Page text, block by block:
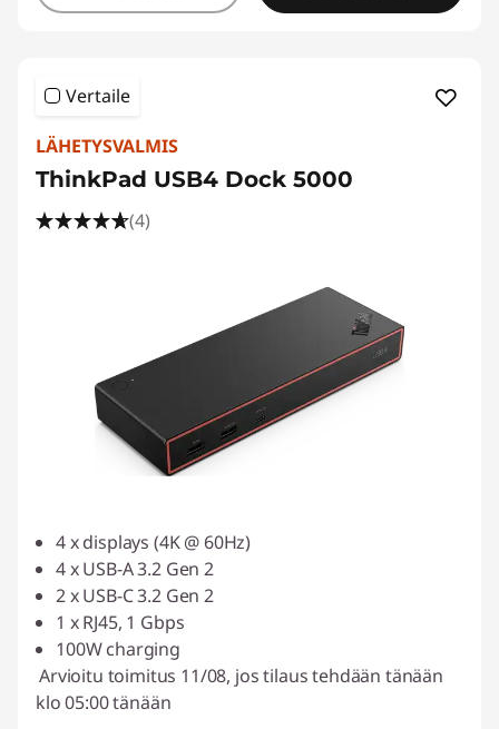
Vertaile
LÄHETYSVALMIS
ThinkPad USB4 Dock 5000
(4)
4 x displays (4K @ 60Hz)
4 x USB-A 3.2 Gen 2
2 x USB-C 3.2 Gen 2
1 x RJ45, 1 Gbps
100W charging
Arvioitu toimitus 11/08, jos tilaus tehdään tänään
klo 05:00 tänään